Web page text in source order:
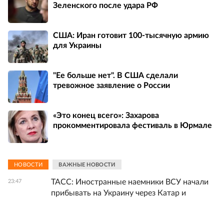
Зеленского после удара РФ
США: Иран готовит 100-тысячную армию
для Украины
"Ее больше нет". В США сделали
тревожное заявление о России
«Это конец всего»: Захарова
прокомментировала фестиваль в Юрмале
НОВОСТИ ВАЖНЫЕ НОВОСТИ
23:47
ТАСС: Иностранные наемники ВСУ начали
прибывать на Украину через Катар и